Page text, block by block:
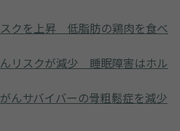
クを上昇 低脂肪の鶏肉を食べ
リスクが減少 睡眠障害はホル
んサバイバーの骨粗鬆症を減少